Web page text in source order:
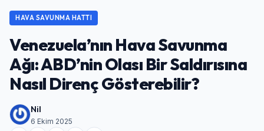
HAVA SAVUNMA HATTI
Venezuela’nın Hava Savunma
Ağı: ABD’nin Olası Bir Saldırısına
Nasıl Direnç Gösterebilir?
Nil
6 Ekim 2025